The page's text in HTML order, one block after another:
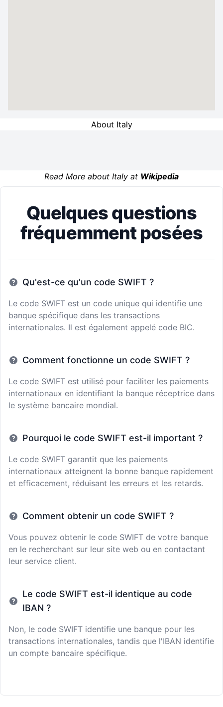
About Italy
Read More about Italy at Wikipedia
Quelques questions
fréquemment posées
Qu'est-ce qu'un code SWIFT ?
Le code SWIFT est un code unique qui identifie une
banque spécifique dans les transactions
internationales. Il est également appelé code BIC.
Comment fonctionne un code SWIFT ?
Le code SWIFT est utilisé pour faciliter les paiements
internationaux en identifiant la banque réceptrice dans
le système bancaire mondial.
Pourquoi le code SWIFT est-il important ?
Le code SWIFT garantit que les paiements
internationaux atteignent la bonne banque rapidement
et efficacement, réduisant les erreurs et les retards.
Comment obtenir un code SWIFT ?
Vous pouvez obtenir le code SWIFT de votre banque
en le recherchant sur leur site web ou en contactant
leur service client.
Le code SWIFT est-il identique au code
IBAN ?
Non, le code SWIFT identifie une banque pour les
transactions internationales, tandis que l'IBAN identifie
un compte bancaire spécifique.